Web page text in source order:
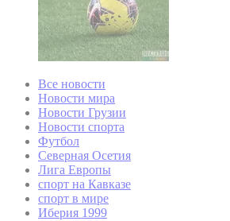
Все новости
Новости мира
Новости Грузии
Новости спорта
Футбол
Северная Осетия
Лига Европы
спорт на Кавказе
спорт в мире
Иберия 1999